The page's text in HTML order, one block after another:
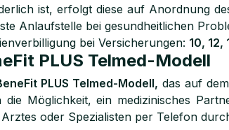
ist, erfolgt diese auf Anordnung
Anlaufstelle bei gesundheitlichen
bei Versicherungen: 10, 12,
PLUS Telmed-Modell
PLUS Telmed-Modell, das auf
die Möglichkeit, ein medizinisches
oder Spezialisten per Telefon